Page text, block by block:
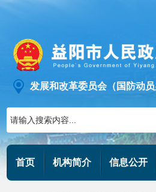
发展和改革委员会（国防动
首页 机构简介 信息公开